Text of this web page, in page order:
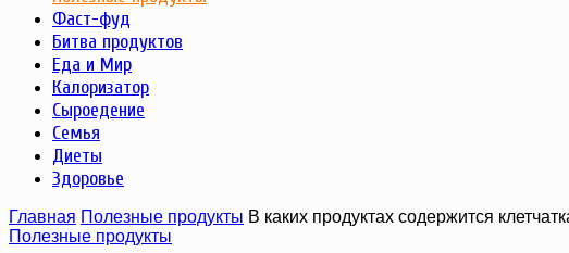
Фаст-фуд
Битва продуктов
Еда и Мир
Калоризатор
Сыроедение
Семья
Диеты
Здоровье
Главная Полезные продукты В каких продуктах содержится
Полезные продукты